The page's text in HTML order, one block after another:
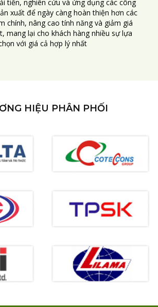
tiến, nghiên cứu và ứng dụng các công
xuất để ngày càng hoàn thiện hơn các
chính, nâng cao tính năng và giảm giá
mang lại cho khách hàng nhiều sự lựa
với giá cả hợp lý nhất
HIỆU PHÂN PHỐI